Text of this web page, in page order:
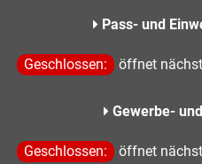
Pass- und
Klicken, um weitere
Geschlossen: öffnet
Gewerbe-
Klicken, um weitere
Geschlossen: öffnet